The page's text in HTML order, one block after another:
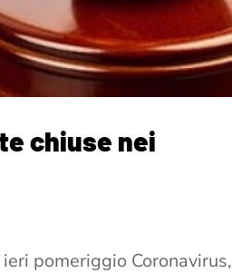
chiuse nei
pomeriggio Coronavirus,